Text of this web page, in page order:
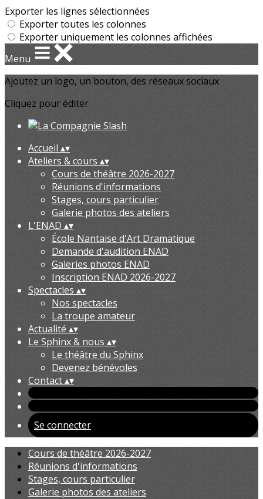
Exporter les lignes sélectionnées
Exporter toutes les colonnes
Exporter uniquement les colonnes affichées
Menu
Ajoutez un logo, un bouton, des réseaux sociaux
Cliquez pour éditer
Accueil ▴▾
Ateliers & cours ▴▾
Cours de théâtre 2026-2027
Réunions d'informations
Stages, cours particulier
Galerie photos des ateliers
L'ENAD ▴▾
École Nantaise d'Art Dramatique
Demande d'audition ENAD
Galeries photos ENAD
Inscription ENAD 2026-2027
Spectacles ▴▾
Nos spectacles
La troupe amateur
Actualité ▴▾
Le Sphinx & nous ▴▾
Le théâtre du Sphinx
Devenez bénévoles
Contact▴▾
Se connecter
Cours de théâtre 2026-2027
Réunions d'informations
Stages, cours particulier
Galerie photos des ateliers